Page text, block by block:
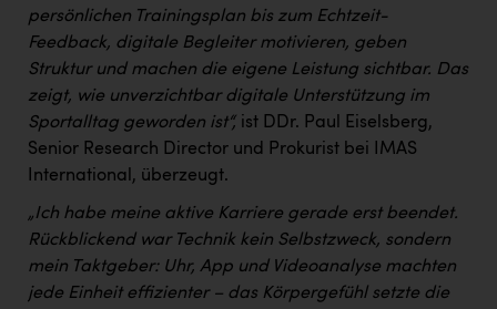
persönlichen Trainingsplan bis zum Echtzeit-
Feedback, digitale Begleiter motivieren, geben
Struktur und machen die eigene Leistung sichtbar. Das
zeigt, wie unverzichtbar digitale Unterstützung im
Sportalltag geworden ist“, ist DDr. Paul Eiselsberg,
Senior Research Director und Prokurist bei IMAS
International, überzeugt.
„Ich habe meine aktive Karriere gerade erst beendet.
Rückblickend war Technik kein Selbstzweck, sondern
mein Taktgeber: Uhr, App und Videoanalyse machten
jede Einheit effizienter – das Körpergefühl setzte die